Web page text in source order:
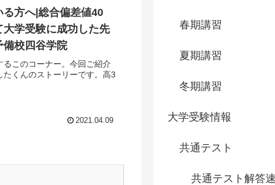
方へ|総合偏差値40
学受験に成功した先
備校四谷学院
このコーナー。今回ご紹介
くんのストーリーです。高3
2021.04.09
春期講習
夏期講習
冬期講習
大学受験情報
共通テスト
共通テスト解答